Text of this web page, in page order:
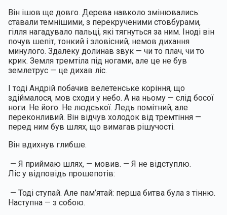
Він ішов ще довго. Дерева навколо змінювались:
ставали темнішими, з перекрученими стовбурами,
гілля нагадувало пальці, які тягнуться за ним. Іноді він
почув шепіт, тонкий і зловісний, немов дихання
минулого. Здалеку долинав звук — чи то плач, чи то
крик. Земля тремтіла під ногами, але це не був
землетрус — це дихав ліс.
І тоді Андрій побачив велетенське коріння, що
здіймалося, мов сходи у небо. А на ньому — слід босої
ноги. Не його. Не людської. Ледь помітний, але
переконливий. Він відчув холодок від тремтіння —
перед ним був шлях, що вимагав рішучості.
Він вдихнув глибше.
— Я приймаю шлях, — мовив. — Я не відступлю.
Ліс у відповідь прошепотів:
Наступна — з собою.